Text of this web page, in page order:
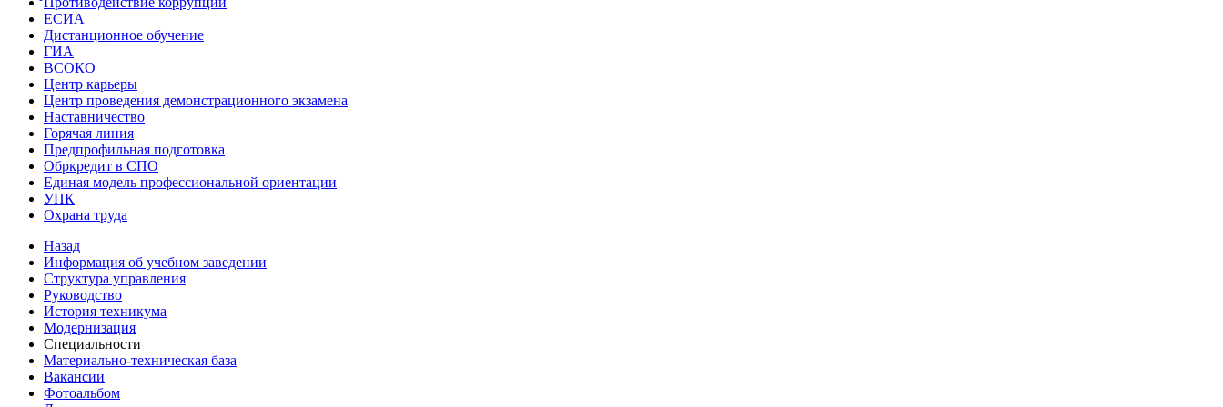
ЕСИА
Дистанционное обучение
ГИА
ВСОКО
Центр карьеры
Центр проведения демонстрационного экзамена
Наставничество
Горячая линия
Предпрофильная подготовка
Обркредит в СПО
Единая модель профессиональной ориентации
УПК
Охрана труда
Назад
Информация об учебном заведении
Структура управления
Руководство
История техникума
Модернизация
Специальности
Материально-техническая база
Вакансии
Фотоальбом